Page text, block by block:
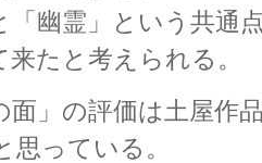
「幽霊」という共通
たと考えられる。
面」の評価は土屋作
思っている。